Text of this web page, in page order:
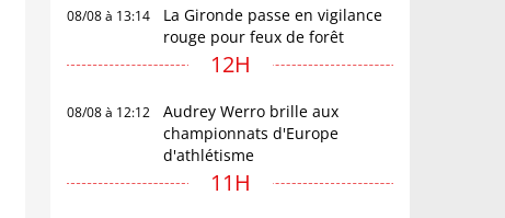
08/08 à 13:14
La Gironde passe en vigilance
rouge pour feux de forêt
12H
08/08 à 12:12
Audrey Werro brille aux
championnats d'Europe
d'athlétisme
11H